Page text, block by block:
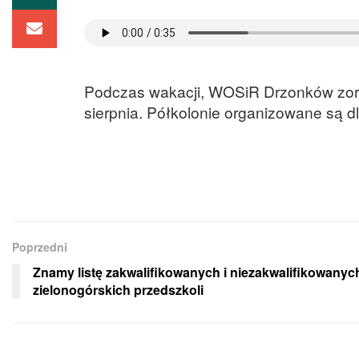
Podczas wakacji, WOSiR Drzonków
sierpnia. Półkolonie organizowane są
Poprzedni
Znamy listę zakwalifikowanych i
zielonogórskich przedszkoli